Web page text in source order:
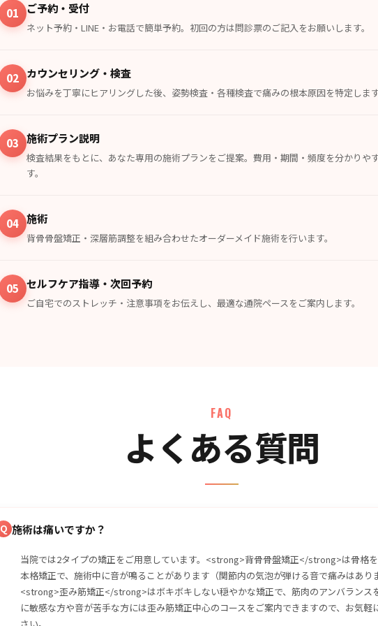
01 ご予約・受付
ネット予約・LINE・お電話で簡単予約。初回の方は問診票のご記入をお願いします。
02 カウンセリング・検査
お悩みを丁寧にヒアリングした後、姿勢検査・各種検査で痛みの根本原因を特定します
03 施術プラン説明
検査結果をもとに、あなた専用の施術プランをご提案。費用・期間・頻度を分かりや
す。
04 施術
背骨骨盤矯正・深層筋調整を組み合わせたオーダーメイド施術を行います。
05 セルフケア指導・次回予約
ご自宅でのストレッチ・注意事項をお伝えし、最適な通院ペースをご案内します。
FAQ
よくある質問
Q 施術は痛いですか？
当院では2タイプの矯正をご用意しています。<strong>背骨骨盤矯正</strong>は骨格
本格矯正で、施術中に音が鳴ることがあります（関節内の気泡が弾ける音で痛みはあり
<strong>歪み筋矯正</strong>はボキボキしない穏やかな矯正で、筋肉のアンバランス
に敏感な方や音が苦手な方には歪み筋矯正中心のコースをご案内できますので、お気軽